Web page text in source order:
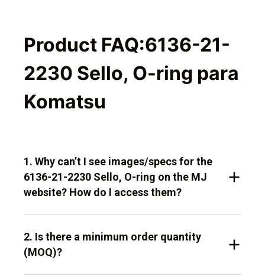
Product FAQ:6136-21-
2230 Sello, O-ring para
Komatsu
1. Why can’t I see images/specs for the
6136-21-2230 Sello, O-ring on the MJ
website? How do I access them?
2. Is there a minimum order quantity
(MOQ)?